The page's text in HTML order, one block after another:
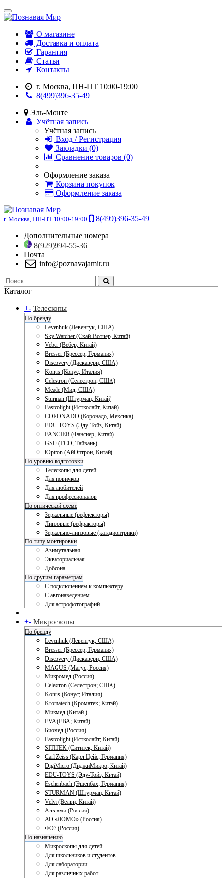
О магазине
Доставка и оплата
Гарантия
Статьи
Контакты
г. Москва, ПН-ПТ 10:00-19:00
8(499)396-35-49
Эль-Монте
Учётная запись
Учётная запись
Вход / Регистрация
Закладки (0)
Сравнение товаров (0)
Оформление заказа
Корзина покупок
Оформление заказа
г. Москва, ПН-ПТ 10:00-19:00
8(499)396-35-49
Дополнительные номера
8(929)994-55-36
Почта
info@poznavajamir.ru
Каталог
+- Телескопы
По бренду
Levenhuk (Левенгук, США)
Sky-Watcher (Скай-Вотчер, Китай)
Veber (Вебер, Китай)
Bresser (Брессер, Германия)
Discovery (Дискавери, США)
Konus (Конус, Италия)
Celestron (Селестрон, США)
Meade (Мид, США)
Sturman (Штурман, Китай)
Eastcolight (Истколайт, Китай)
CORONADO (Коронадо, Мексика)
EDU-TOYS (Эду-Тойз, Китай)
FANCIER (Фансиер, Китай)
GSO (ГСО, Тайвань)
iOptron (АйОптрон, Китай)
По уровню подготовки
Телескопы для детей
Для новичков
Для любителей
Для профессионалов
По оптической схеме
Зеркальные (рефлекторы)
Линзовые (рефракторы)
Зеркально-линзовые (катадиоптрики)
По типу монтировки
Азимутальная
Экваториальная
Добсона
По другим параметрам
С подключением к компьютеру
С автонаведением
Для астрофотографий
+- Микроскопы
По бренду
Levenhuk (Левенгук; США)
Bresser (Брессер; Германия)
Discovery (Дискавери; США)
MAGUS (Магус; Россия)
Микромед (Россия)
Celestron (Селестрон; США)
Konus (Конус; Италия)
Kromatech (Кроматек; Китай)
Микмед (Китай.)
EVA (ЕВА; Китай)
Биомед (Россия)
Eastcolight (Истколайт; Китай)
SITITEK (Сититек; Китай)
Carl Zeiss (Карл Цейс; Германия)
DigiMicro (ДиджиМикро; Китай)
EDU-TOYS (Эду-Тойз; Китай)
Eschenbach (Эшенбах; Германия)
STURMAN (Штурман; Китай)
Velvi (Велви; Китай)
Альтами (Россия)
АО «ЛОМО» (Россия)
ФОЗ (Россия)
По назначению
Микроскопы для детей
Для школьников и студентов
Для лаборатории
Для различных работ